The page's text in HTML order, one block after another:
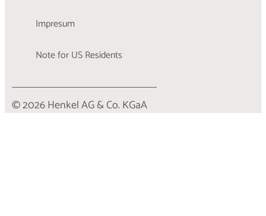
Impresum
Note for US Residents
© 2026 Henkel AG & Co. KGaA